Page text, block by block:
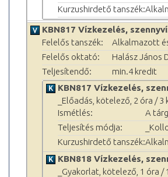
Kurzushirdető tanszék:
KBN817 Vízkezelés,
Felelős tanszék:
Alkalmazott
Felelős oktató:
Halász János
Teljesítendő:
min.4 kredit
KBN817 Vízkezelés,
_Előadás, kötelező, 2 óra / 3
Ismétlés:
A
Teljesítés módja:
Kurzushirdető tanszék:
KBN818 Vízkezelés,
_Gyakorlat, kötelező, 1 óra /